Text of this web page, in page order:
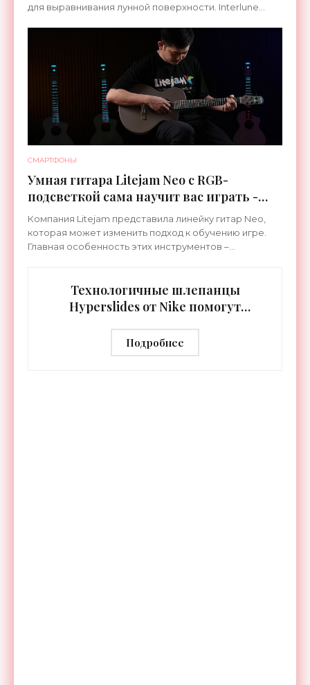
для выравнивания лунной поверхности. Interlune
СМАРТФОНЫ
Умная гитара Litejam Neo с RGB-
подсветкой сама научит вас играть -
«Гаджеты»
Компания Litejam представила линейку гитар Neo,
которая может изменить подход к обучению игре.
Главная особенность этих инструментов –
Технологичные шлепанцы
Hyperslides от Nike помогут
тренировки - «Гаджеты»
Подробнее